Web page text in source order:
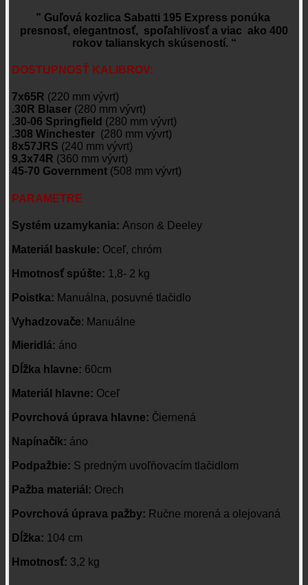
” Guľová kozlica Sabatti 195 Express ponúka
presnosť, elegantnosť, spoľahlivosť a viac ako 400
rokov talianskych skúseností. “
DOSTUPNOSŤ KALIBROV:
7x65R (220 mm vývrt)
.30R Blaser (280 mm vývrt)
.30-06 Springfield (280 mm vývrt)
.308 Winchester (280 mm vývrt)
8x57JRS (240 mm vývrt)
9,3x74R (360 mm vývrt)
45-70 Government (508 mm vývrt)
PARAMETRE
Systém uzamykania: Anson & Deeley
Materiál baskule: Oceľ, chróm
Hmotnosť spúšte: 1,8- 2 kg
Poistka: Manuálna, posuvné tlačidlo
Vyhadzovače: Manuálne
Mieridlá: áno
Dĺžka hlavne: 60cm
Materiál hlavne: Oceľ
Povrchová úprava hlavne: Čiernená
Napínačík: áno
Podpažbie: S predným uvoľňovacím tlačidlom
Pažba materiál: Orech
Povrchová úprava pažby: Ručne morená a olejovaná
Dĺžka: 104 cm
Hmotnosť: 3,2 kg